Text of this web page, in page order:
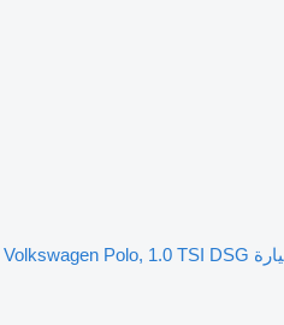
سيارة Volkswagen Polo, 1.0 TSI DSG